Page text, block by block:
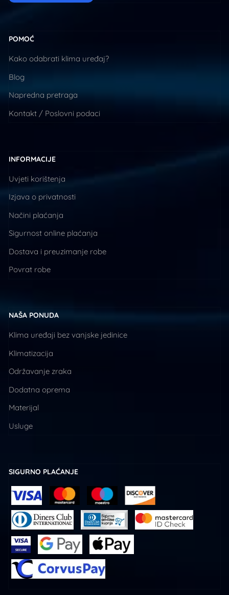
POMOĆ
Kako odabrati klima uređaj?
Blog
Napredna pretraga
Kontakt / Poslovni podaci
INFORMACIJE
Uvjeti korištenja
Izjava o privatnosti
Načini plaćanja
Sigurnost online plaćanja
Dostava i preuzimanje robe
Povrat robe
NAŠA PONUDA
Klima uređaji bez vanjske jedinice
Klimatizacija
Održavanje zraka
Dodatna oprema
Materijal
Usluge
SIGURNO PLAĆANJE